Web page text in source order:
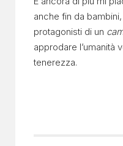
anche fin da
protagonisti di un
approdare l’umanità
tenerezza.